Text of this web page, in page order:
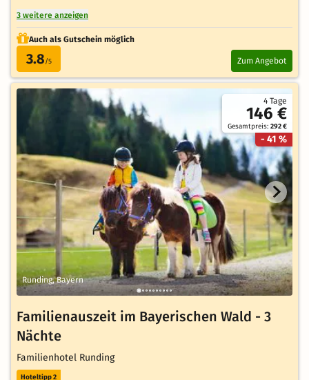
3 weitere anzeigen
Auch als Gutschein möglich
3.8/5 Zum Angebot
4 Tage
146 €
Gesamtpreis: 292 €
- 41 %
Runding, Bayern
Familienauszeit im Bayerischen Wald - 3
Nächte
Familienhotel Runding
Hoteltipp 2